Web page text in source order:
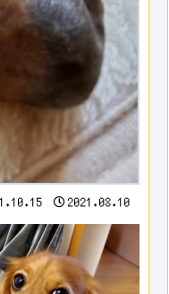
2021.08.10